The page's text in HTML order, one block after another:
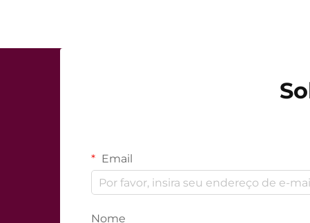
Email
Nome